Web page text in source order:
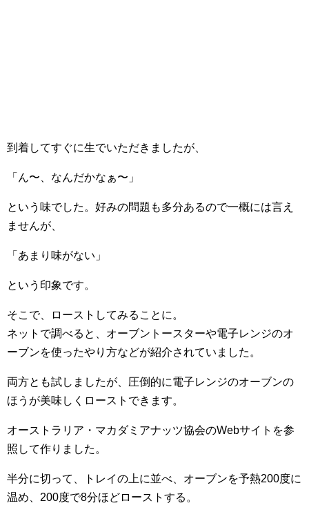
到着してすぐに生でいただきましたが、
「ん〜、なんだかなぁ〜」
という味でした。好みの問題も多分あるので一概には言え
ませんが、
「あまり味がない」
という印象です。
そこで、ローストしてみることに。
ネットで調べると、オーブントースターや電子レンジのオ
ーブンを使ったやり方などが紹介されていました。
両方とも試しましたが、圧倒的に電子レンジのオーブンの
ほうが美味しくローストできます。
オーストラリア・マカダミアナッツ協会のWebサイトを参
照して作りました。
半分に切って、トレイの上に並べ、オーブンを予熱200度に
温め、200度で8分ほどローストする。